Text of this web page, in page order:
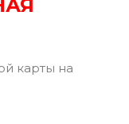
карты на